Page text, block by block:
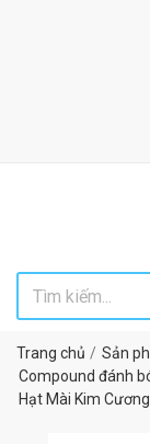
Trang chủ Sản
Compound đánh
Hạt Mài Kim